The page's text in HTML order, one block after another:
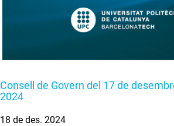
Consell de Govern del 17 de
2024
18 de des. 2024